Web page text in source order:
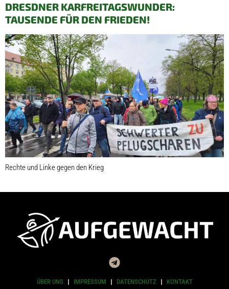
DRESDNER KARFREITAGSWUNDER:
TAUSENDE FÜR DEN FRIEDEN!
Rechte und Linke gegen den Krieg
ÜBER UNS IMPRESSUM DATENSCHUTZ KONTAKT